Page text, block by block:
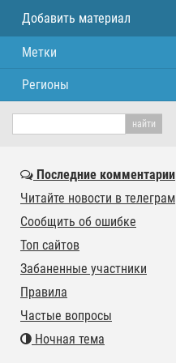
Добавить материал
Метки
Регионы
Последние комментарии
Читайте новости в телеграм
Сообщить об ошибке
Топ сайтов
Забаненные участники
Правила
Частые вопросы
Ночная тема